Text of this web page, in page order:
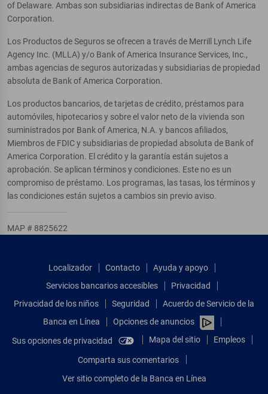
of Delaware. Ambas son subsidiarias indirectas de Bank of America
Corporation.
Los Productos de Seguros se ofrecen a través de Merrill Lynch Life
Agency Inc. (MLLA) y/o Bank of America Insurance Services, Inc.,
ambas agencias de seguros autorizadas y subsidiarias de propiedad
absoluta de Bank of America Corporation.
Los productos bancarios, de tarjetas de crédito, préstamos para
automóviles, hipotecarios y sobre el valor neto de la vivienda son
suministrados por Bank of America, N.A. y bancos afiliados,
Miembros de FDIC y subsidiarias de propiedad absoluta de Bank of
America Corporation. El crédito y la garantía están sujetos a
aprobación. Se aplican términos y condiciones. Este no es un
compromiso de préstamo. Los programas, las tasas, los términos y
las condiciones están sujetos a cambios sin previo aviso.
MAP # 8825622
Localizador Contacto
Ayuda y apoyo
Servicios bancarios accesibles
Privacidad
Privacidad de los niños
Seguridad
Acuerdo de Servicio de la
Banca en Línea
Opciones de anuncios
Sus opciones de privacidad
Mapa del sitio Empleos
Comparta sus comentarios
Ver sitio completo de la Banca en Línea